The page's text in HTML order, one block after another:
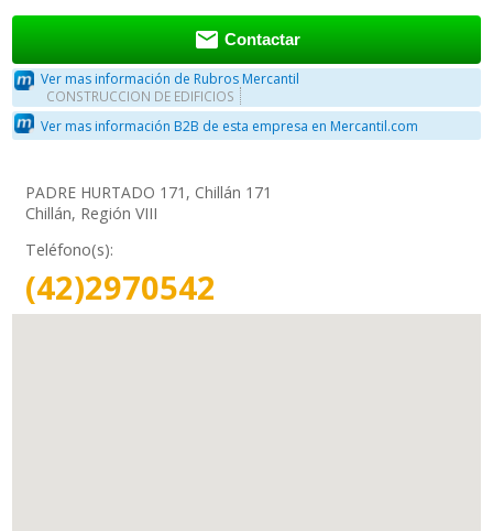
 Contactar
Ver mas información de Rubros Mercantil
CONSTRUCCION DE EDIFICIOS
Ver mas información B2B de esta empresa en Mercantil.com
PADRE HURTADO 171, Chillán 171
Chillán, Región VIII
Teléfono(s):
(42)2970542